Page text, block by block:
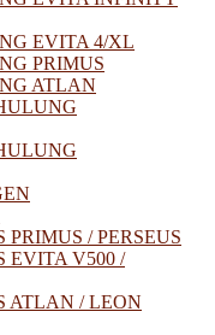
EVITA 4/XL
PRIMUS
ATLAN
/ PERSEUS
EVITA V500 /
ATLAN / LEON